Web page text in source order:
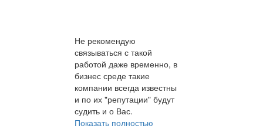
Не рекомендую
связываться с такой
работой даже временно, в
бизнес среде такие
компании всегда известны
и по их "репутации" будут
судить и о Вас.
Показать полностью